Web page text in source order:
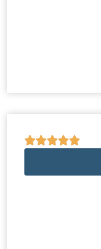
